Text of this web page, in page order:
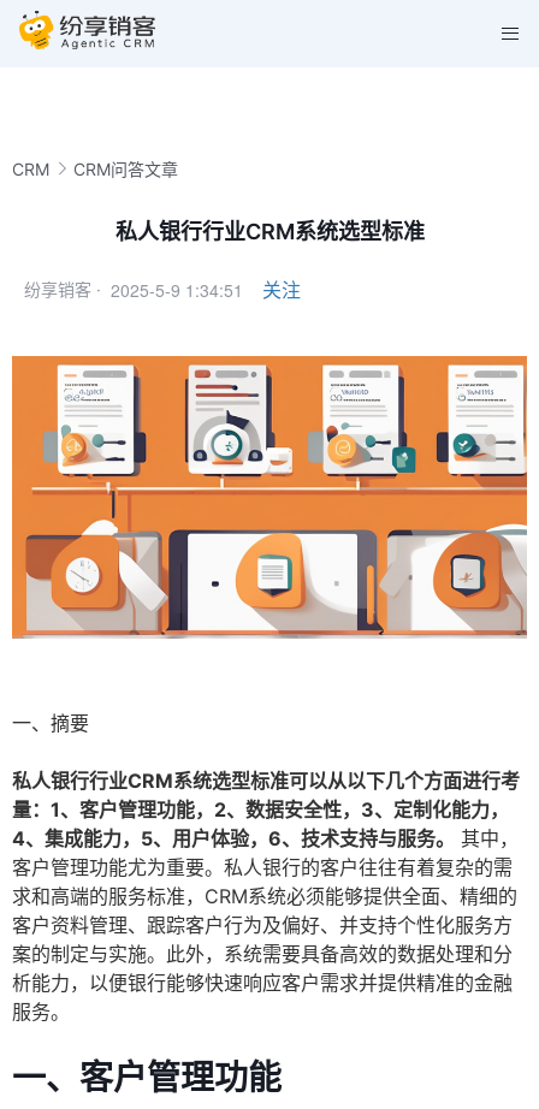
CRM CRM问答文章
私人银行行业CRM系统选型标准
纷享销客 · 2025-5-9 1:34:51 关注
一、摘要
私人银行行业CRM系统选型标准可以从以下几个方面进行考
量：1、客户管理功能，2、数据安全性，3、定制化能力，
4、集成能力，5、用户体验，6、技术支持与服务。
其中，
客户管理功能尤为重要。私人银行的客户往往有着复杂的需
求和高端的服务标准，CRM系统必须能够提供全面、精细的
客户资料管理、跟踪客户行为及偏好、并支持个性化服务方
案的制定与实施。此外，系统需要具备高效的数据处理和分
析能力，以便银行能够快速响应客户需求并提供精准的金融
服务。
一、客户管理功能